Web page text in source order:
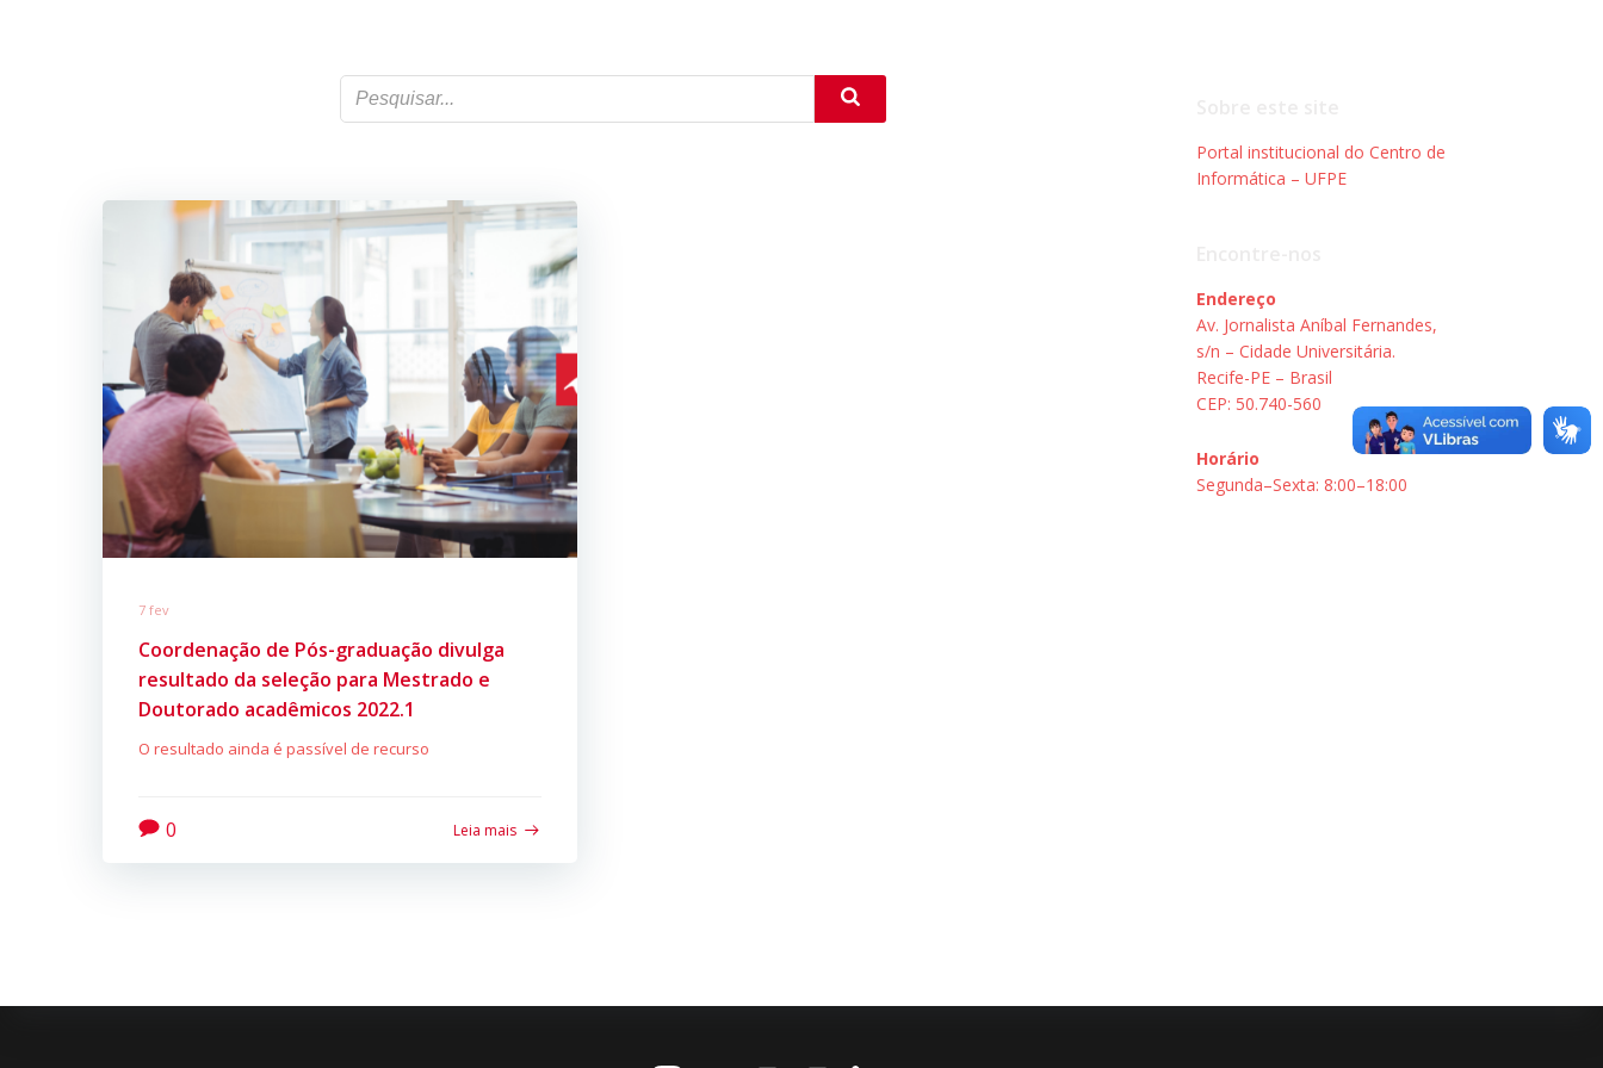
7 fev
Coordenação de Pós-graduação divulga
resultado da seleção para Mestrado e
Doutorado acadêmicos 2022.1
O resultado ainda é passível de recurso
0 Leia mais
Portal institucional do Centro de
Informática – UFPE
Endereço
Av. Jornalista Aníbal Fernandes,
s/n – Cidade Universitária.
Recife-PE – Brasil
CEP: 50.740-560
Horário
Segunda–Sexta: 8:00–18:00